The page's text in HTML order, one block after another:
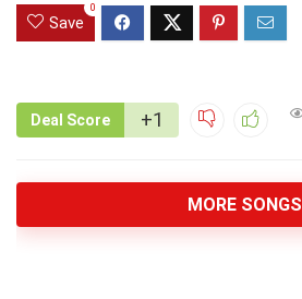
Save
0
Deal Score +1
MORE SONGS